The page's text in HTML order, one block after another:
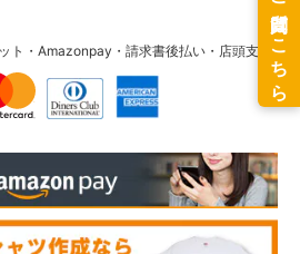
ト・Amazonpay・請求書後払い・店頭支払